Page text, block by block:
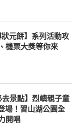
狀元餅】系列活動攻
機票大獎等你來
去景點】烈嶼親子童
場！習山湖公園全
開唱